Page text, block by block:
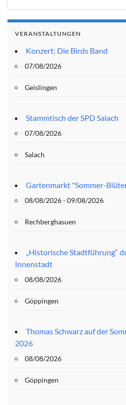
VERANSTALTUNGEN
Konzert: Die Birds Band
07/08/2026
Geislingen
Stammtisch der SPD Salach
07/08/2026
Salach
Gartenmarkt "Sommer-
08/08/2026 - 09/08/2026
Rechberghasuen
„Historische Stadtführung“
Innenstadt
08/08/2026
Göppingen
Thomas Schwarz auf der
2026
08/08/2026
Göppingen